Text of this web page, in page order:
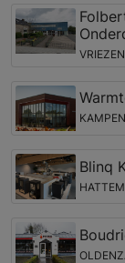
KAMPEN
Blinq